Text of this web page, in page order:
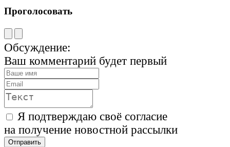
Проголосовать
Обсуждение:
Ваш комментарий будет первый
Я подтверждаю своё согласие
на получение новостной рассылки